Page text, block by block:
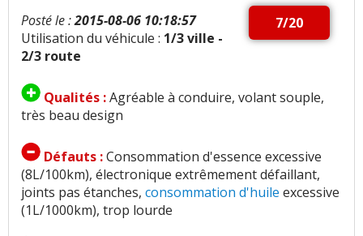
7/20
Posté le :2015-08-06 10:18:57
Utilisation du véhicule : 1/3 ville -
2/3 route
Qualités :Agréable à conduire, volant souple,
très beau design
Défauts :Consommation d'essence excessive
(8L/100km), électronique extrêmement défaillant,
joints pas étanches, consommation d'huile excessive
(1L/1000km), trop lourde